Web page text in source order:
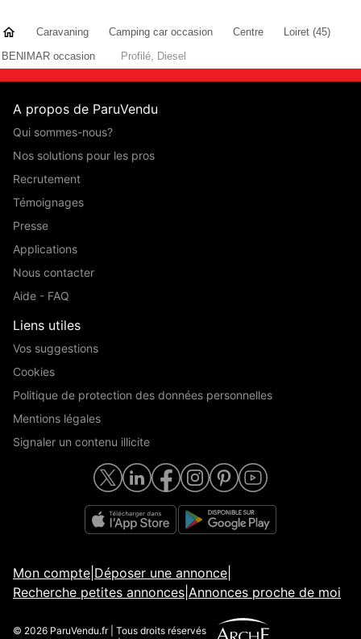
Caravaning Camping car occasion Centre
Loiret (45)
BENIMAR occasion
Profilé, Diesel
A propos de ParuVendu
Qui sommes-nous?
Nos solutions pour les pros
Recrutement
Témoignages
Presse
Applications
Nous contacter
Aide - FAQ
Liens utiles
Vos suggestions
Cookies
Politique de protection des données personnelles
Mentions légales
Signaler un contenu illicite
Mon compte Déposer une annonce
Recherche petites annonces Annonces proche de moi
© 2026 ParuVendu.fr | Tous droits réservés